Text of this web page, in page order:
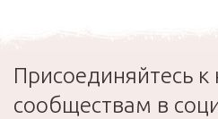
Присоединяйтесь
сообществам в